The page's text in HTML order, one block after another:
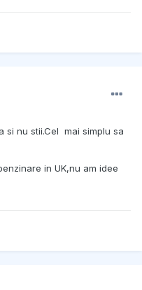
si nu stii.Cel mai simplu sa
in UK,nu am idee